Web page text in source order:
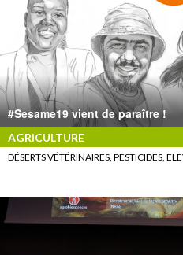
#Sesame19 vient de paraître !
AGRICULTURE
DÉSERTS VÉTÉRINAIRES, PESTICIDES,